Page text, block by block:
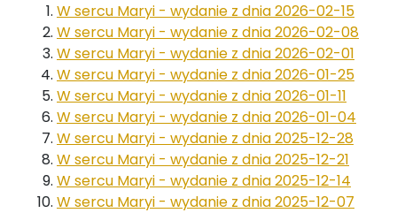
W sercu Maryi - wydanie z dnia 2026-02-15
W sercu Maryi - wydanie z dnia 2026-02-08
W sercu Maryi - wydanie z dnia 2026-02-01
W sercu Maryi - wydanie z dnia 2026-01-25
W sercu Maryi - wydanie z dnia 2026-01-11
W sercu Maryi - wydanie z dnia 2026-01-04
W sercu Maryi - wydanie z dnia 2025-12-28
W sercu Maryi - wydanie z dnia 2025-12-21
W sercu Maryi - wydanie z dnia 2025-12-14
W sercu Maryi - wydanie z dnia 2025-12-07